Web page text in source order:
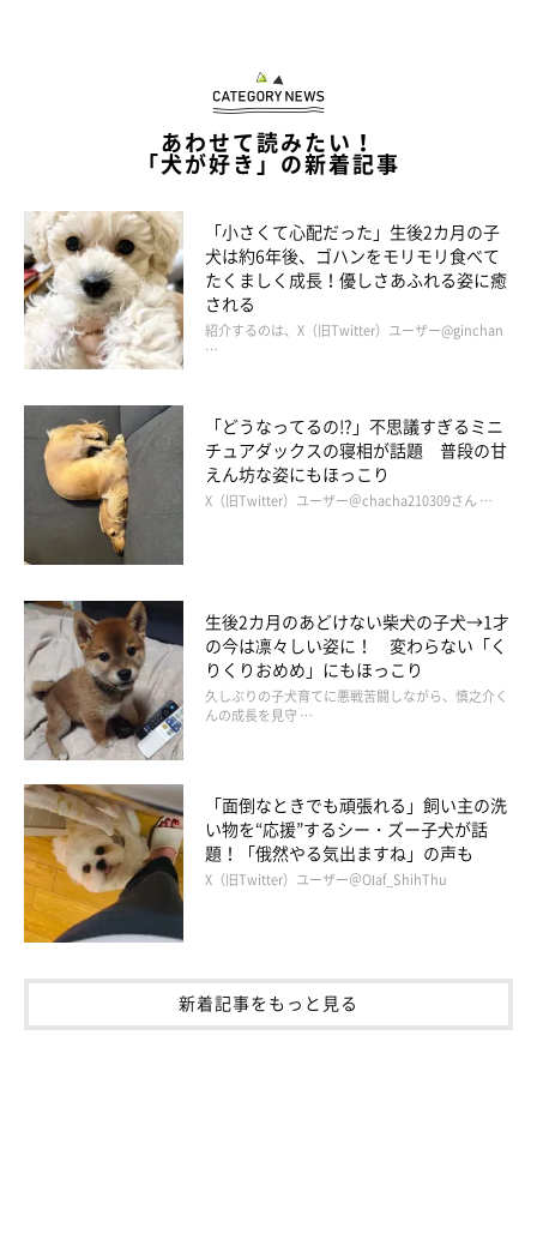
あわせて読みたい！
「犬が好き」の新着記事
「小さくて心配だった」生後2カ月の子
犬は約6年後、ゴハンをモリモリ食べて
たくましく成長！優しさあふれる姿に癒
される
紹介するのは、X（旧Twitter）ユーザー@ginchan
…
「どうなってるの!?」不思議すぎるミニ
チュアダックスの寝相が話題 普段の甘
えん坊な姿にもほっこり
X（旧Twitter）ユーザー＠chacha210309さん …
生後2カ月のあどけない柴犬の子犬→1才
の今は凛々しい姿に！ 変わらない「く
りくりおめめ」にもほっこり
久しぶりの子犬育てに悪戦苦闘しながら、慎之介く
んの成長を見守 …
「面倒なときでも頑張れる」飼い主の洗
い物を“応援”するシー・ズー子犬が話
題！「俄然やる気出ますね」の声も
X（旧Twitter）ユーザー＠Olaf_ShihThu
新着記事をもっと見る